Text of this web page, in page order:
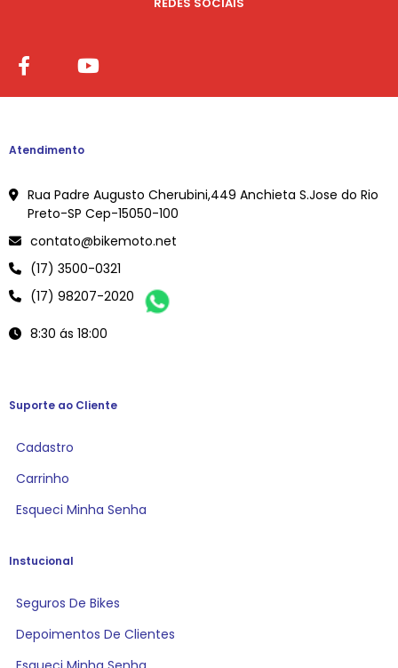
Atendimento
Rua Padre Augusto Cherubini,449 Anchieta S.Jose do Rio
Preto-SP Cep-15050-100
contato@bikemoto.net
(17) 3500-0321
(17) 98207-2020
8:30 ás 18:00
Suporte ao Cliente
Cadastro
Carrinho
Esqueci Minha Senha
Instucional
Seguros De Bikes
Depoimentos De Clientes